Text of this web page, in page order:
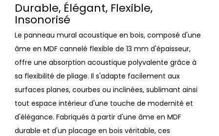
Durable, Élégant, Flexible,
Insonorisé
Le panneau mural acoustique en bois, composé d'une
âme en MDF cannelé flexible de 13 mm d'épaisseur,
offre une absorption acoustique polyvalente grâce à
sa flexibilité de pliage. Il s'adapte facilement aux
surfaces planes, courbes ou inclinées, sublimant ainsi
tout espace intérieur d'une touche de modernité et
d'élégance. Fabriqués à partir d'une âme en MDF
durable et d'un placage en bois véritable, ces